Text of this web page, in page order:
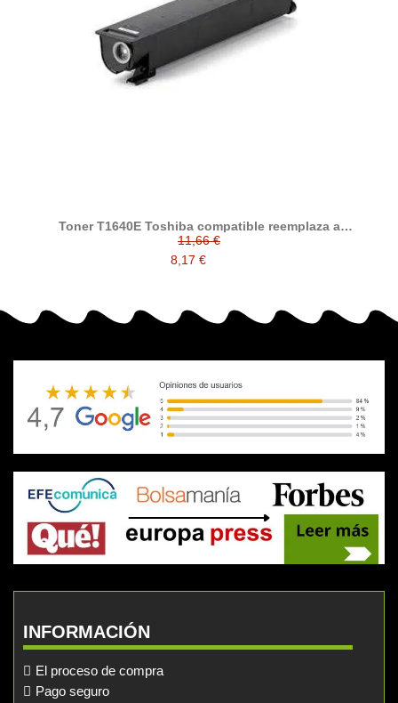
Toner T1640E Toshiba compatible reemplaza a
6AJ00000024
11,66 €
8,17 €
INFORMACIÓN
El proceso de compra
Pago seguro